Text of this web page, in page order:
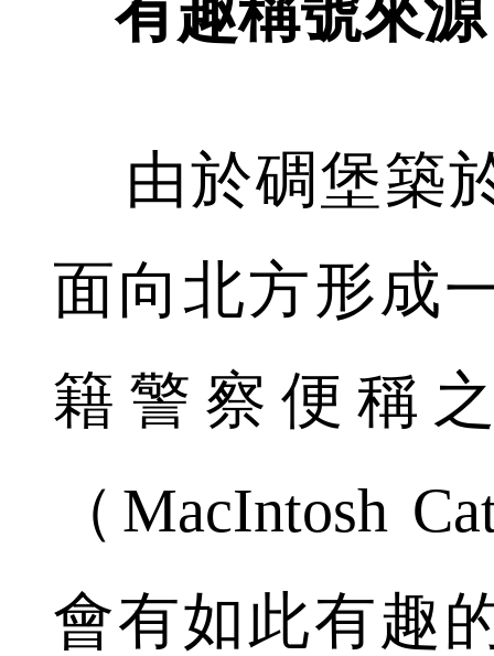
有趣稱號來源
由於碉堡築
面向北方形成
籍警察便稱
（MacIntosh
會有如此有趣